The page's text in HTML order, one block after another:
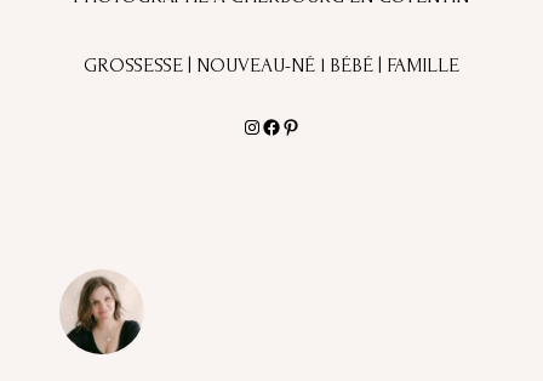
GROSSESSE | NOUVEAU-NÉ l BÉBÉ | FAMILLE
Instagram
Facebook
Pinterest